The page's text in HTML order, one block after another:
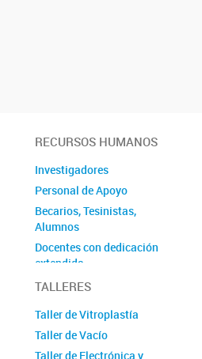
RECURSOS HUMANOS
Investigadores
Personal de Apoyo
Becarios, Tesinistas,
Alumnos
Docentes con dedicación
extendida
Ex-colaboradores
Género
TALLERES
Taller de Vitroplastía
Taller de Vacío
Taller de Electrónica y